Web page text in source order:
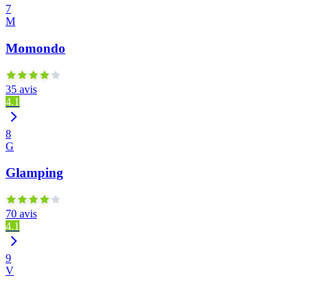
7
M
Momondo
35 avis
4.1
8
G
Glamping
70 avis
4.1
9
V